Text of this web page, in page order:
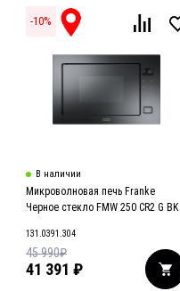
-10%
В наличии
Микроволновая печь Franke
Черное стекло FMW 250 CR2 G BK
131.0391.304
41 391 ₽
45 990₽